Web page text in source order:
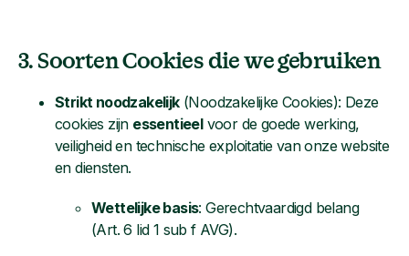
3. Soorten Cookies die we gebruiken
Strikt noodzakelijk(Noodzakelijke Cookies): Deze
cookies zijn essentieelvoor de goede werking,
veiligheid en technische exploitatie van onze website
en diensten.
Wettelijke basis: Gerechtvaardigd belang
(Art. 6 lid 1 sub f AVG).